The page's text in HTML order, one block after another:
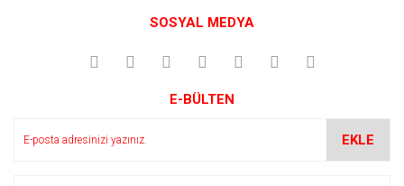
SOSYAL MEDYA
E-BÜLTEN
EKLE